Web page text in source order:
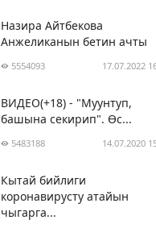
Назира Айтбекова
Анжеликанын бетин ачты
5554093 17.07.2022
ВИДЕО(+18) - "Муунтуп,
башына секирип". Өс...
5483188 14.07.2020
Кытай бийлиги
коронавирусту атайын
чыгарга...